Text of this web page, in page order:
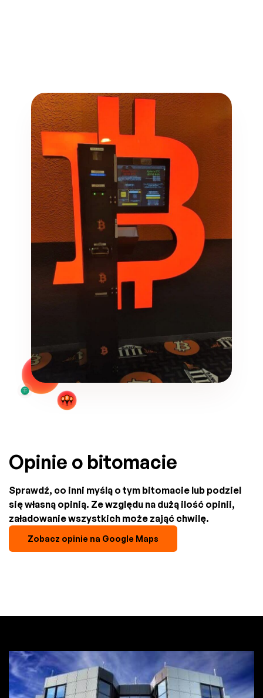
Opinie o bitomacie
Sprawdź, co inni myślą o tym bitomacie lub podziel
się własną opinią. Ze względu na dużą ilość opinii,
załadowanie wszystkich może zająć chwilę.
Zobacz opinie na Google Maps